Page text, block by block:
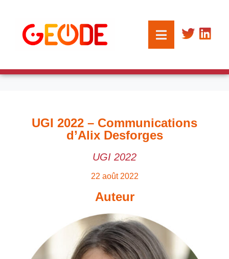
UGI 2022 – Communications
d’Alix Desforges
UGI 2022
22 août 2022
Auteur